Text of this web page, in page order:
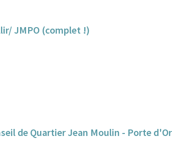
par Embellir/ JMPO (complet !)